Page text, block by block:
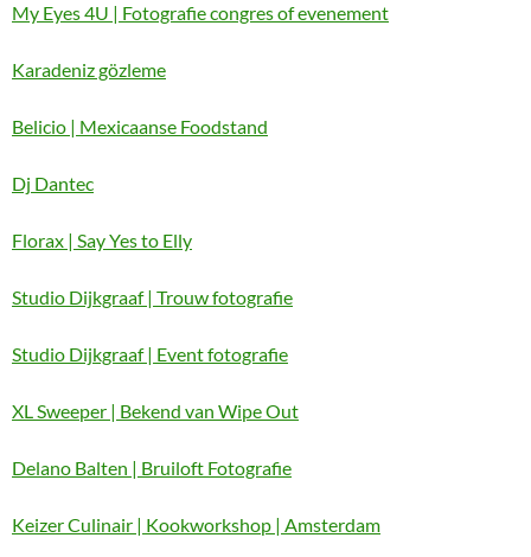
My Eyes 4U | Fotografie congres of evenement
Karadeniz gözleme
Belicio | Mexicaanse Foodstand
Dj Dantec
Florax | Say Yes to Elly
Studio Dijkgraaf | Trouw fotografie
Studio Dijkgraaf | Event fotografie
XL Sweeper | Bekend van Wipe Out
Delano Balten | Bruiloft Fotografie
Keizer Culinair | Kookworkshop | Amsterdam